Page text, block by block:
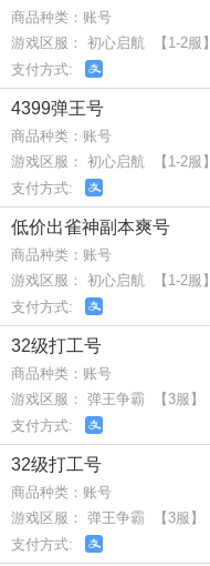
商品种类：账号
游戏区服： 初心启航 【1-2服】
支付方式:
4399弹王号
商品种类：账号
游戏区服： 初心启航 【1-2服】
支付方式:
低价出雀神副本爽号
商品种类：账号
游戏区服： 初心启航 【1-2服】
支付方式:
32级打工号
商品种类：账号
游戏区服： 弹王争霸 【3服】
支付方式:
32级打工号
商品种类：账号
游戏区服： 弹王争霸 【3服】
支付方式: